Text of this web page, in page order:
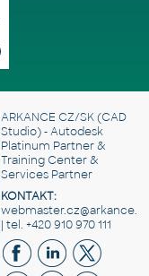
ARKANCE CZ/SK(CAD
Studio) - Autodesk
Platinum Partner &
Training Center &
Services Partner
KONTAKT:
| tel. +420 910 970 111